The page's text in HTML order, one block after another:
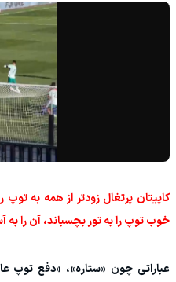
کاپیتان پرتغال زودتر از همه به
خوب توپ را به تور بچسباند، آن را به
عباراتی چون «ستاره»، «دفع توپ